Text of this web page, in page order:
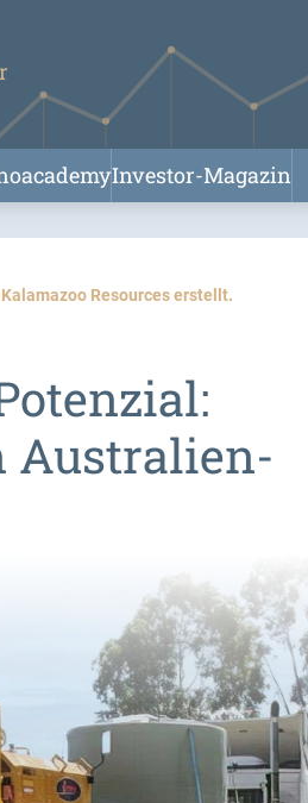
Investor-Magazin
Resources erstellt.
Australien-